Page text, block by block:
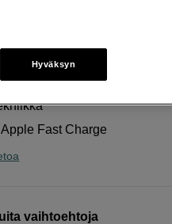
jopa 30W
Fast Charge
vaihtoehtoja
Hyväksyn